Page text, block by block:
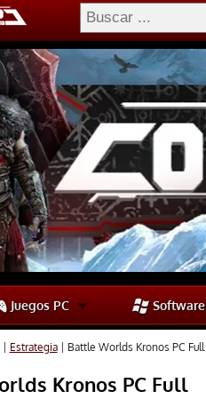
Juegos PC Software
| Estrategia| Battle Worlds Kronos PC Full
Kronos PC Full